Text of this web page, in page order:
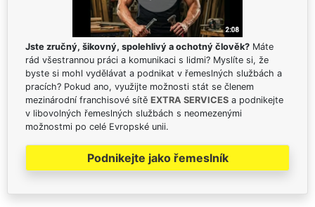
Jste zručný, šikovný, spolehlivý a ochotný člověk? Máte
rád všestrannou práci a komunikaci s lidmi? Myslíte si, že
byste si mohl vydělávat a podnikat v řemeslných službách a
pracích? Pokud ano, využijte možnosti stát se členem
mezinárodní franchisové sítě EXTRA SERVICES a podnikejte
v libovolných řemeslných službách s neomezenými
možnostmi po celé Evropské unii.
Podnikejte jako řemeslník